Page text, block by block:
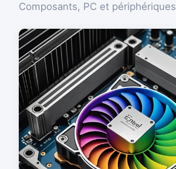
Composants, PC et périphériques